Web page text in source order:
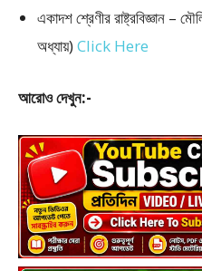
একাদশ শ্রেণীর রাষ্ট্রবিজ্ঞান –
অধ্যায়)Click Here
আরোও দেখুন:-